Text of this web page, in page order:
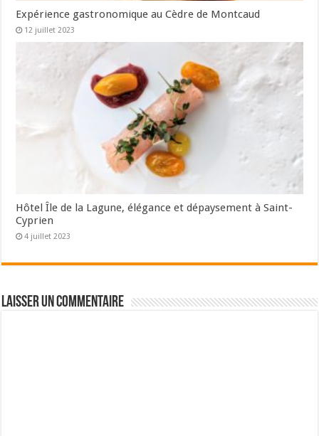
Expérience gastronomique au Cèdre de Montcaud
12 juillet 2023
Hôtel Île de la Lagune, élégance et dépaysement à Saint-
Cyprien
4 juillet 2023
Laisser un commentaire